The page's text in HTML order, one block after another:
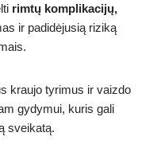
rimtų komplikacijų,
ir padidėjusią riziką
kraujo tyrimus ir vaizdo
gydymui, kuris gali
sveikatą.